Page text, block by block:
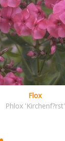
Flox
Phlox 'Kirchenf?rst'